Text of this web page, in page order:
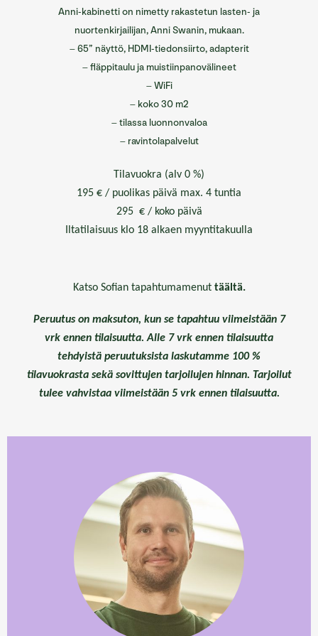
Anni-kabinetti on nimetty rakastetun lasten- ja
nuortenkirjailijan, Anni Swanin, mukaan.
– 65” näyttö, HDMI-tiedonsiirto, adapterit
– fläppitaulu ja muistiinpanovälineet
– WiFi
– koko 30 m2
– tilassa luonnonvaloa
– ravintolapalvelut
Tilavuokra (alv 0 %)
195 € / puolikas päivä max. 4 tuntia
295 € / koko päivä
Iltatilaisuus klo 18 alkaen myyntitakuulla
Katso Sofian tapahtumamenut täältä.
Peruutus on maksuton, kun se tapahtuu viimeistään 7
vrk ennen tilaisuutta. Alle 7 vrk ennen tilaisuutta
tehdyistä peruutuksista laskutamme 100 %
tilavuokrasta sekä sovittujen tarjoilujen hinnan. Tarjoilut
tulee vahvistaa viimeistään 5 vrk ennen tilaisuutta.